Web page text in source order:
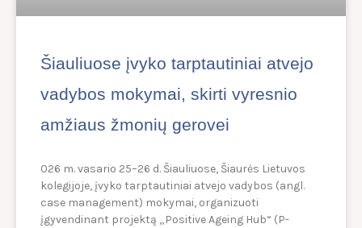
Šiauliuose įvyko tarptautiniai atvejo
vadybos mokymai, skirti vyresnio
amžiaus žmonių gerovei
026 m. vasario 25–26 d. Šiauliuose, Šiaurės Lietuvos
kolegijoje, įvyko tarptautiniai atvejo vadybos (angl.
case management) mokymai, organizuoti
įgyvendinant projektą „Positive Ageing Hub“ (P-